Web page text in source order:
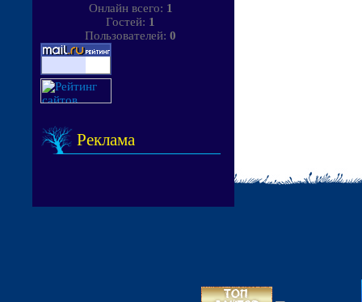
Онлайн всего: 1
Гостей: 1
Пользователей: 0
Реклама